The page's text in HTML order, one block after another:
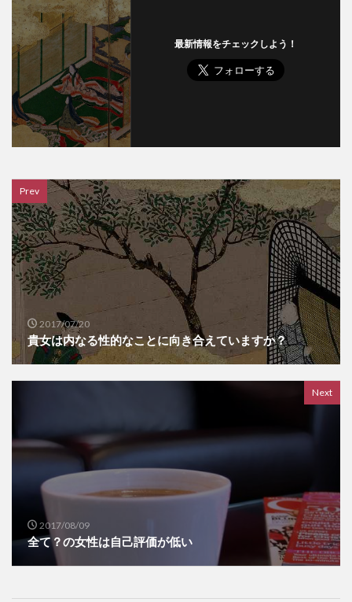
最新情報をチェックしよう！
Prev
2017/07/20
貴女は内なる性的なことに向き合えていますか？
Next
2017/08/09
全て？の女性は自己評価が低い